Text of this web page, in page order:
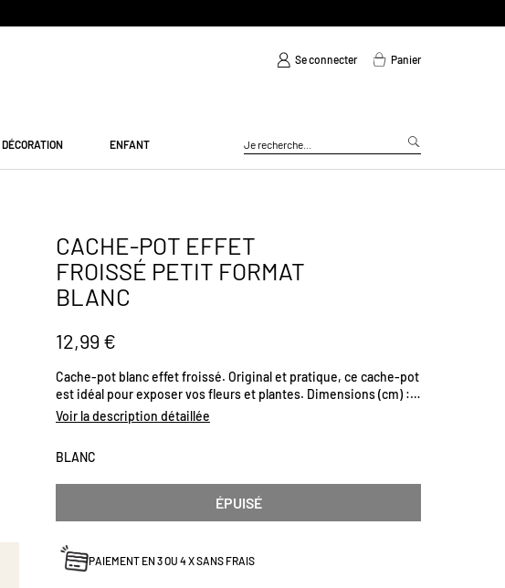
Se connecter Panier
DÉCORATION ENFANT
CACHE-POT EFFET
FROISSÉ PETIT FORMAT
BLANC
12,99 €
Cache-pot blanc effet froissé. Original et pratique, ce cache-pot
est idéal pour exposer vos fleurs et plantes. Dimensions (cm) :
H17,5 x L20 x P16
Voir la description détaillée
BLANC
ÉPUISÉ
PAIEMENT EN 3 OU 4 X SANS FRAIS